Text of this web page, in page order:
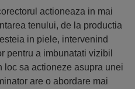
actioneaza in mai
tenului, de la productia
in piele, intervenind
pentru a imbunatati vizibil
loc sa actioneze asupra unei
are o abordare mai